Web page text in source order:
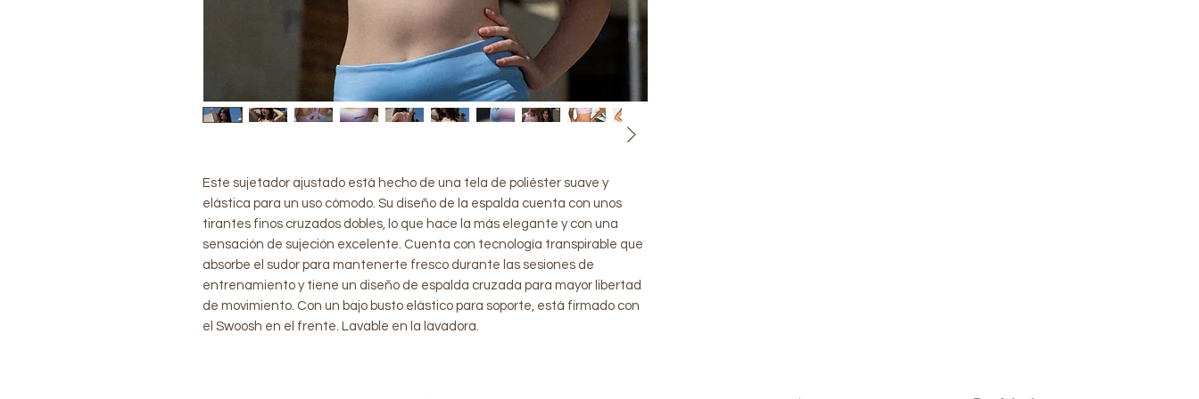
Este sujetador ajustado está hecho de una tela de poliéster suave y
elástica para un uso cómodo. Su diseño de la espalda cuenta con unos
tirantes finos cruzados dobles, lo que hace la más elegante y con una
sensación de sujeción excelente. Cuenta con tecnología transpirable que
absorbe el sudor para mantenerte fresco durante las sesiones de
entrenamiento y tiene un diseño de espalda cruzada para mayor libertad
de movimiento. Con un bajo busto elástico para soporte, está firmado con
el Swoosh en el frente. Lavable en la lavadora.